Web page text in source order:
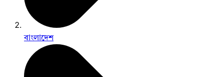
বাংলাদেশ